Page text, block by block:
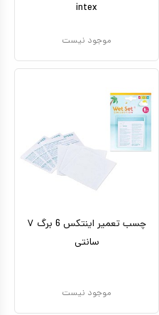
intex
موجود نیست
چسب تعمیر اینتکس 6 برگ ۷
سانتی‌
موجود نیست